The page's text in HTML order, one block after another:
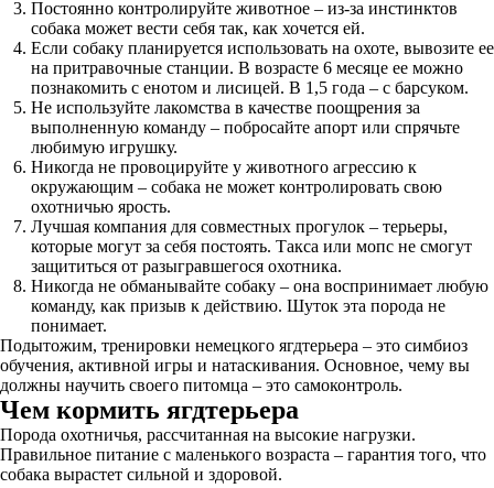
Постоянно контролируйте животное – из-за инстинктов
собака может вести себя так, как хочется ей.
Если собаку планируется использовать на охоте, вывозите ее
на притравочные станции. В возрасте 6 месяце ее можно
познакомить с енотом и лисицей. В 1,5 года – с барсуком.
Не используйте лакомства в качестве поощрения за
выполненную команду – побросайте апорт или спрячьте
любимую игрушку.
Никогда не провоцируйте у животного агрессию к
окружающим – собака не может контролировать свою
охотничью ярость.
Лучшая компания для совместных прогулок – терьеры,
которые могут за себя постоять. Такса или мопс не смогут
защититься от разыгравшегося охотника.
Никогда не обманывайте собаку – она воспринимает любую
команду, как призыв к действию. Шуток эта порода не
понимает.
Подытожим, тренировки немецкого ягдтерьера – это симбиоз
обучения, активной игры и натаскивания. Основное, чему вы
должны научить своего питомца – это самоконтроль.
Чем кормить ягдтерьера
Порода охотничья, рассчитанная на высокие нагрузки.
Правильное питание с маленького возраста – гарантия того, что
собака вырастет сильной и здоровой.